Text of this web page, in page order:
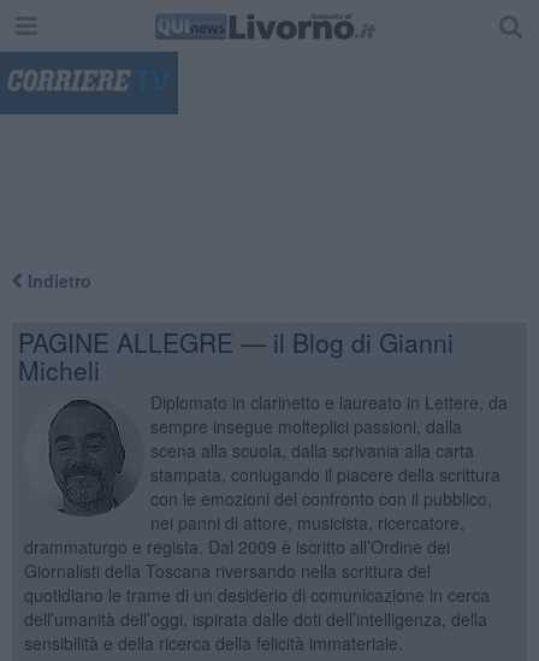
Indietro
PAGINE ALLEGRE — il Blog di Gianni
Micheli
Diplomato in clarinetto e laureato in Lettere, da
sempre insegue molteplici passioni, dalla
scena alla scuola, dalla scrivania alla carta
stampata, coniugando il piacere della scrittura
con le emozioni del confronto con il pubblico,
nei panni di attore, musicista, ricercatore,
drammaturgo e regista. Dal 2009 è iscritto all’Ordine dei
Giornalisti della Toscana riversando nella scrittura del
quotidiano le trame di un desiderio di comunicazione in cerca
dell’umanità dell’oggi, ispirata dalle doti dell’intelligenza, della
sensibilità e della ricerca della felicità immateriale.